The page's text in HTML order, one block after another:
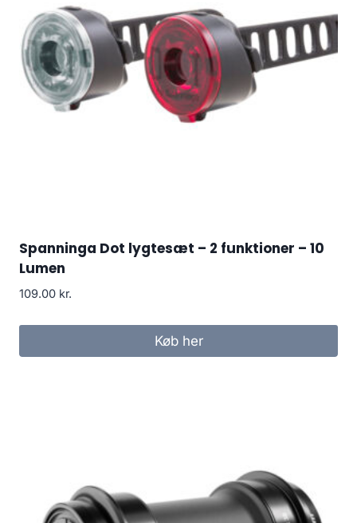
Spanninga Dot lygtesæt – 2 funktioner – 10
Lumen
109.00 kr.
Køb her